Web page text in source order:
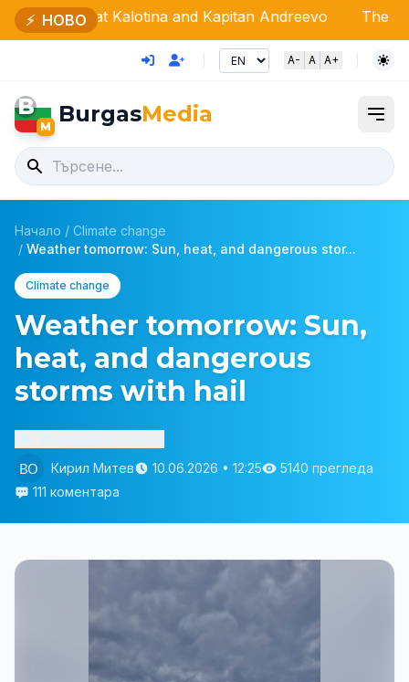
⚡ НОВО
Kalotina and Kapitan Andreevo The LUNAR
A- A A+
B
M BurgasMedia
Начало / Climate change
/ Weather tomorrow: Sun, heat, and dangerous stor...
Climate change
Weather tomorrow: Sun,
heat, and dangerous
storms with hail
Кирил Митев
10.06.2026 • 12:25
5140 прегледа
111 коментара